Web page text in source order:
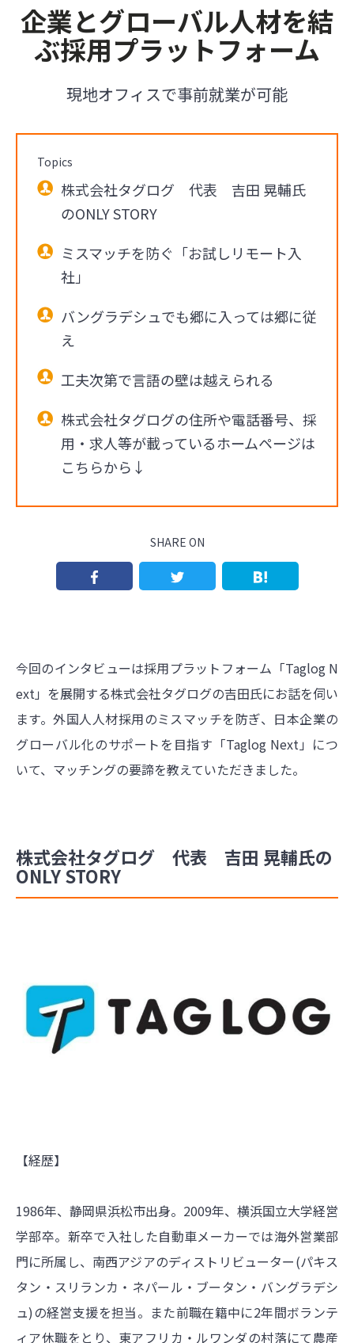
企業とグローバル人材を結
ぶ採用プラットフォーム
現地オフィスで事前就業が可能
Topics
株式会社タグログ 代表 吉田 晃輔氏
のONLY STORY
ミスマッチを防ぐ「お試しリモート入
社」
バングラデシュでも郷に入っては郷に従
え
工夫次第で言語の壁は越えられる
株式会社タグログの住所や電話番号、採
用・求人等が載っているホームページは
こちらから↓
SHARE ON
今回のインタビューは採用プラットフォーム「Taglog N
ext」を展開する株式会社タグログの吉田氏にお話を伺い
ます。外国人人材採用のミスマッチを防ぎ、日本企業の
グローバル化のサポートを目指す「Taglog Next」につ
いて、マッチングの要諦を教えていただきました。
株式会社タグログ 代表 吉田 晃輔氏の
ONLY STORY
【経歴】
1986年、静岡県浜松市出身。2009年、横浜国立大学経営
学部卒。新卒で入社した自動車メーカーでは海外営業部
門に所属し、南西アジアのディストリビューター(パキス
タン・スリランカ・ネパール・ブータン・バングラデシ
ュ)の経営支援を担当。また前職在籍中に2年間ボランテ
ィア休職をとり、東アフリカ・ルワンダの村落にて農産